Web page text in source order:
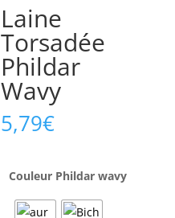
Laine
Torsadée
Phildar
Wavy
5,79€
Couleur Phildar wavy